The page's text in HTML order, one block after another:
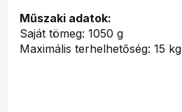
Műszaki adatok:
Saját tömeg: 1050 g
Maximális terhelhetőség: 15 kg